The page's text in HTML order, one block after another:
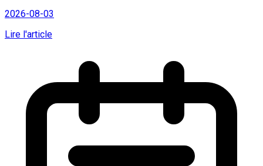
2026-08-03
Lire l'article